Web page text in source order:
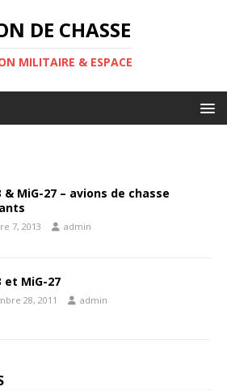
DE CHASSE
MILITAIRE & ESPACE
& MiG-27 – avions de chasse
7, 2013 admin
et MiG-27
28, 2011 admin